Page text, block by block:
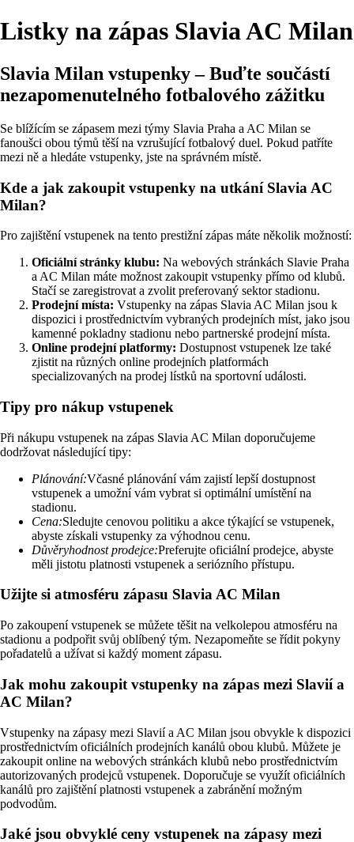
Listky na zápas Slavia AC Milan
Slavia Milan vstupenky – Buďte součástí
nezapomenutelného fotbalového zážitku
Se blížícím se zápasem mezi týmy Slavia Praha a AC Milan se
fanoušci obou týmů těší na vzrušující fotbalový duel. Pokud patříte
mezi ně a hledáte vstupenky, jste na správném místě.
Kde a jak zakoupit vstupenky na utkání Slavia AC
Milan?
Pro zajištění vstupenek na tento prestižní zápas máte několik možností:
Oficiální stránky klubu: Na webových stránkách Slavie Praha
a AC Milan máte možnost zakoupit vstupenky přímo od klubů.
Stačí se zaregistrovat a zvolit preferovaný sektor stadionu.
Prodejní místa: Vstupenky na zápas Slavia AC Milan jsou k
dispozici i prostřednictvím vybraných prodejních míst, jako jsou
kamenné pokladny stadionu nebo partnerské prodejní místa.
Online prodejní platformy: Dostupnost vstupenek lze také
zjistit na různých online prodejních platformách
specializovaných na prodej lístků na sportovní události.
Tipy pro nákup vstupenek
Při nákupu vstupenek na zápas Slavia AC Milan doporučujeme
dodržovat následující tipy:
Plánování:Včasné plánování vám zajistí lepší dostupnost
vstupenek a umožní vám vybrat si optimální umístění na
stadionu.
Cena:Sledujte cenovou politiku a akce týkající se vstupenek,
abyste získali vstupenky za výhodnou cenu.
Důvěryhodnost prodejce:Preferujte oficiální prodejce, abyste
měli jistotu platnosti vstupenek a seriózního přístupu.
Užijte si atmosféru zápasu Slavia AC Milan
Po zakoupení vstupenek se můžete těšit na velkolepou atmosféru na
stadionu a podpořit svůj oblíbený tým. Nezapomeňte se řídit pokyny
pořadatelů a užívat si každý moment zápasu.
Jak mohu zakoupit vstupenky na zápas mezi Slavií a
AC Milan?
Vstupenky na zápasy mezi Slavií a AC Milan jsou obvykle k dispozici
prostřednictvím oficiálních prodejních kanálů obou klubů. Můžete je
zakoupit online na webových stránkách klubů nebo prostřednictvím
autorizovaných prodejců vstupenek. Doporučuje se využít oficiálních
kanálů pro zajištění platnosti vstupenek a zabránění možným
podvodům.
Jaké jsou obvyklé ceny vstupenek na zápasy mezi